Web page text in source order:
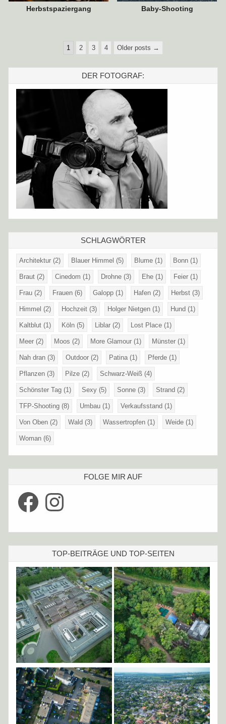
Herbstspaziergang Baby-Shooting
Seitennummerierung
1 2 3 4 Older posts →
DER FOTOGRAF:
SCHLAGWÖRTER
Architektur (2) Blauer Himmel (5) Blume (1) Bonn (1)
Braut (2) Cinedom (1) Drohne (3) Ehe (1) Feier (1)
Frau (2) Frauen (6) Galopp (1) Hafen (2) Herbst (3)
Himmel (2) Hochzeit (3) Holger Nietgen (1) Hund (1)
Kaltblut (1) Köln (5) Liblar (2) Lost Place (1)
Meer (2) Moos (2) More Glamour (1) Münster (1)
Nah dran (3) Outdoor (2) Patina(1) Pferde (1)
Pflanzen (3) Pilze (2) Schwarz-Weiß (4)
Schönster Tag (1) Sexy (5) Sonne (3) Strand (2)
TFP-Shooting (8) Umbau (1) Verkaufsstand (1)
Von Oben (2) Wald (3) Wassertropfen (1) Weide (1)
Woman (6)
FOLGE MIR AUF
Facebook Instagram
TOP-BEITRÄGE UND TOP-SEITEN